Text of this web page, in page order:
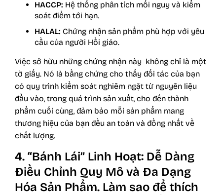
HACCP: Hệ thống phân tích mối nguy và kiểm
soát điểm tới hạn.
HALAL: Chứng nhận sản phẩm phù hợp với yêu
cầu của người Hồi giáo.
Việc sở hữu những chứng nhận này không chỉ là một
tờ giấy. Nó là bằng chứng cho thấy đối tác của bạn
có quy trình kiểm soát nghiêm ngặt từ nguyên liệu
đầu vào, trong quá trình sản xuất, cho đến thành
phẩm cuối cùng, đảm bảo mỗi sản phẩm mang
thương hiệu của bạn đều an toàn và đồng nhất về
chất lượng.
4. “Bánh Lái” Linh Hoạt: Dễ Dàng
Điều Chỉnh Quy Mô và Đa Dạng
Hóa Sản Phẩm. Làm sao để thích